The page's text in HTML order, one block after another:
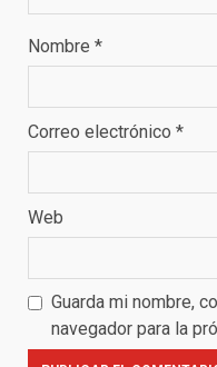
Nombre *
Correo electrónico *
Web
Guarda mi nombre,
navegador para la